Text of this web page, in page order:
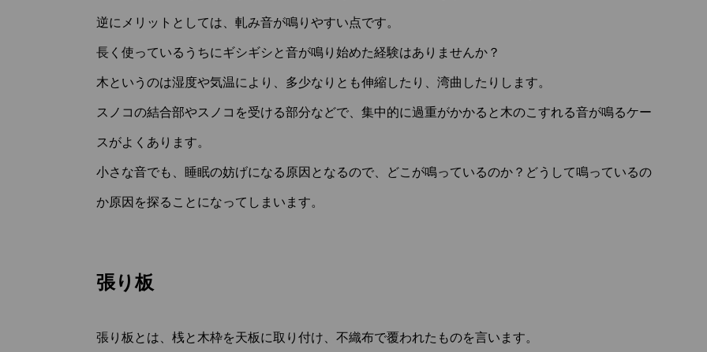
逆にメリットとしては、軋み音が鳴りやすい点です。
長く使っているうちにギシギシと音が鳴り始めた経験はありませんか？
木というのは湿度や気温により、多少なりとも伸縮したり、湾曲したりします。
スノコの結合部やスノコを受ける部分などで、集中的に過重がかかると木のこすれる音が鳴るケー
スがよくあります。
小さな音でも、睡眠の妨げになる原因となるので、どこが鳴っているのか？どうして鳴っているの
か原因を探ることになってしまいます。
張り板
張り板とは、桟と木枠を天板に取り付け、不織布で覆われたものを言います。